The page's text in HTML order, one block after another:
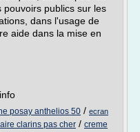
pouvoirs publics sur les
dans l'usage de
aide dans la mise en
posay anthelios 50 / ecran
clarins pas cher / creme